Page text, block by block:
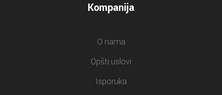
Kompanija
O nama
Opšti uslovi
Isporuka